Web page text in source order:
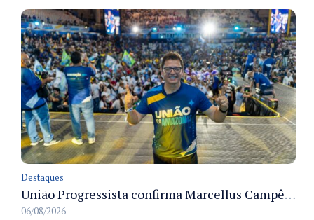
Destaques
União Progressista confirma Marcellus Campêlo como candidato a deputado estadual
06/08/2026